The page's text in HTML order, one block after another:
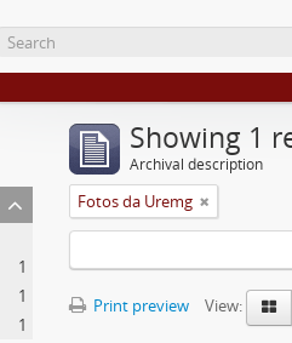
1
1
1
Showing 1
Archival description
Fotos da Uremg
Print preview
View: